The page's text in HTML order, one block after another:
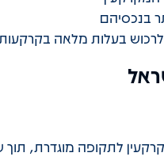
בנכסיהם
בעלות מלאה בקרקעות
לתקופה מוגדרת, תוך